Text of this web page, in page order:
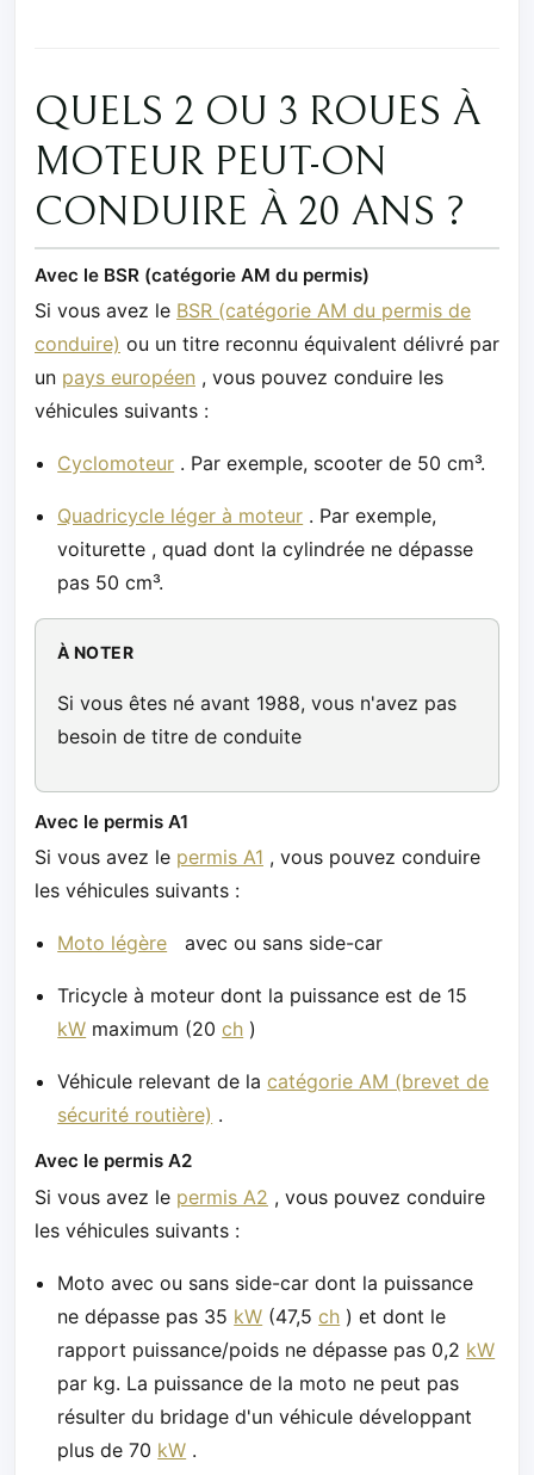
QUELS 2 OU 3 ROUES À
MOTEUR PEUT-ON
CONDUIRE À 20 ANS ?
Avec le BSR (catégorie AM du permis)
Si vous avez le BSR (catégorie AM du permis de
conduire) ou un titre reconnu équivalent délivré par
un pays européen , vous pouvez conduire les
véhicules suivants :
Cyclomoteur . Par exemple, scooter de 50 cm³.
Quadricycle léger à moteur . Par exemple,
voiturette , quad dont la cylindrée ne dépasse
pas 50 cm³.
À NOTER
Si vous êtes né avant 1988, vous n'avez pas
besoin de titre de conduite
Avec le permis A1
Si vous avez le permis A1 , vous pouvez conduire
les véhicules suivants :
Moto légère avec ou sans side-car
Tricycle à moteur dont la puissance est de 15
kW maximum (20ch )
Véhicule relevant de lacatégorie AM (brevet de
sécurité routière) .
Avec le permis A2
Si vous avez le permis A2 , vous pouvez conduire
les véhicules suivants :
Moto avec ou sans side-car dont la puissance
ne dépasse pas 35 kW (47,5ch ) et dont le
rapport puissance/poids ne dépasse pas 0,2 kW
par kg. La puissance de la moto ne peut pas
résulter du bridage d'un véhicule développant
plus de 70 kW .